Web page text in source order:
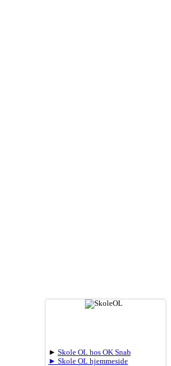
► Skole OL hos OK Snab
► Skole OL hjemmeside